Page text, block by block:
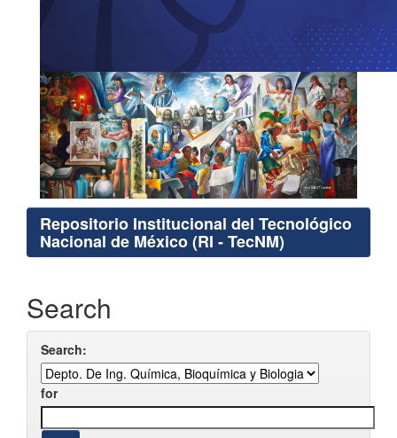
Repositorio Institucional del Tecnológico
Nacional de México (RI - TecNM)
Search
Search:
for